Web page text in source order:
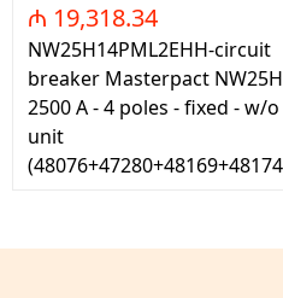
₼ 19,318.34
NW25H14PML2EHH-circuit
breaker Masterpact
2500 A - 4 poles - fixed - w/
unit